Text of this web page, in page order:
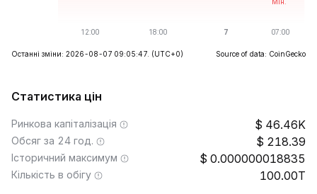
Останні зміни: 2026-08-07 09:05:47. (UTC+0) Source of data: CoinGecko
Статистика цін
Ринкова капіталізація 46.46K
Обсяг за 24 год. 218.39
Історичний максимум 0.000000018835
Кількість в обігу 100.00T